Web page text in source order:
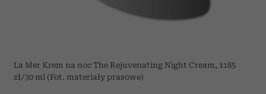
La Mer Krem na noc The Rejuvenating Night Cream, 1185
zł/30 ml (Fot. materiały prasowe)